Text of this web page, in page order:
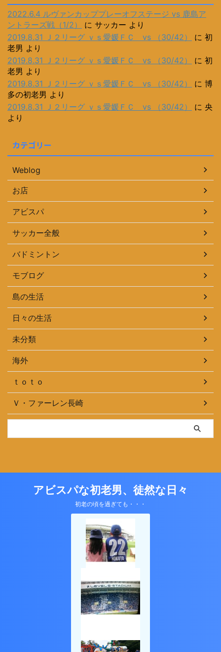
2022.6.4 ルヴァンカッププレーオフステージ vs 鹿島ア
ントラーズ戦（1/2）
に サッカー より
2019.8.31 Ｊ２リーグ ｖｓ愛媛ＦＣ vs （30/42）
に 初
老男 より
2019.8.31 Ｊ２リーグ ｖｓ愛媛ＦＣ vs （30/42）
に 初
老男 より
2019.8.31 Ｊ２リーグ ｖｓ愛媛ＦＣ vs （30/42）
に 博
多の初老男 より
2019.8.31 Ｊ２リーグ ｖｓ愛媛ＦＣ vs （30/42）
に 央
より
カテゴリー
Weblog
お店
アビスパ
サッカー全般
バドミントン
モブログ
島の生活
日々の生活
未分類
海外
ｔｏｔｏ
Ｖ・ファーレン長崎
アビスパな初老男、徒然な日々
初老の頃を過ぎても・・・